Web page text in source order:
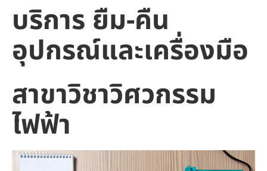
บริการ ยืม-คืน
อุปกรณ์และเครื่องมือ
สาขาวิชาวิศวกรรม
ไฟฟ้า